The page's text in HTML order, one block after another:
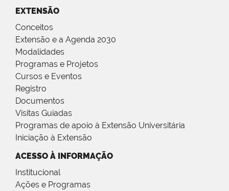
EXTENSÃO
Conceitos
Extensão e a Agenda 2030
Modalidades
Programas e Projetos
Cursos e Eventos
Registro
Documentos
Visitas Guiadas
Programas de apoio à Extensão Universitária
Iniciação à Extensão
ACESSO À INFORMAÇÃO
Institucional
Ações e Programas